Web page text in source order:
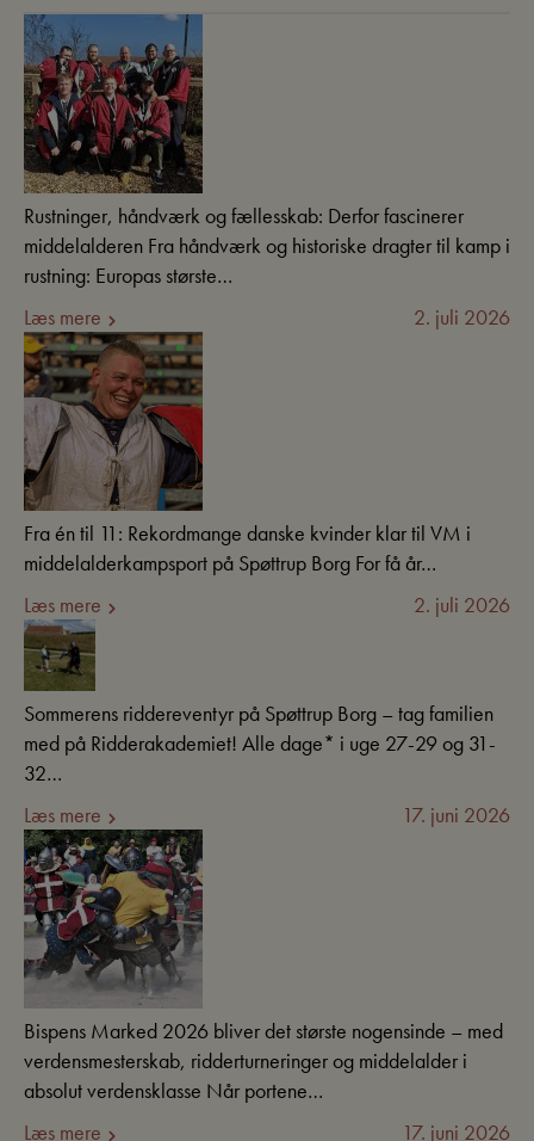
Rustninger, håndværk og fællesskab: Derfor fascinerer
middelalderen Fra håndværk og historiske dragter til kamp i
rustning: Europas største…
Læs mere
2. juli 2026
Fra én til 11: Rekordmange danske kvinder klar til VM i
middelalderkampsport på Spøttrup Borg For få år…
Læs mere
2. juli 2026
Sommerens riddereventyr på Spøttrup Borg – tag familien
med på Ridderakademiet! Alle dage* i uge 27-29 og 31-
32…
Læs mere
17. juni 2026
Bispens Marked 2026 bliver det største nogensinde – med
verdensmesterskab, ridderturneringer og middelalder i
absolut verdensklasse Når portene…
Læs mere
17. juni 2026